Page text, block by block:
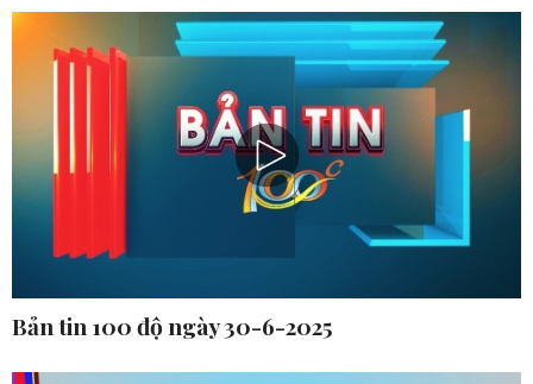
Bản tin 100 độ ngày 30-6-2025